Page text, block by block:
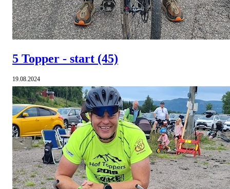
5 Topper - start (45)
19.08.2024